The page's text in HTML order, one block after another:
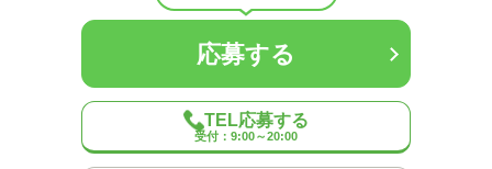
（男4：女6）
待遇・福利厚生：
◆社会保険あり
◆全店舗完全禁煙
◆副業・WワークOK
◆扶養内勤務OK
応募する
TEL応募する
受付：9:00～20:00